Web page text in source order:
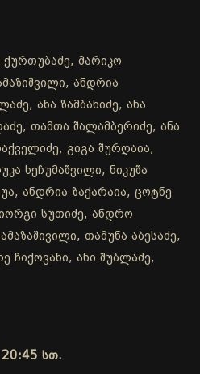
მარიკო
ანდრია
ანა ზამბახიძე, ანა
თამთა შალამბერიძე, ანა
გიგა შურღაია,
ხეჩუმაშვილი, ნიკუშა
ანდრია ზაქარაია, ცოტნე
სუთიძე, ანდრო
თამუნა აბესაძე,
ჩიქოვანი, ანი შუბლაძე,
20:45 სთ.